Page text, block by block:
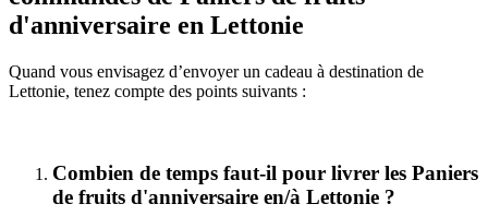
d'anniversaire en Lettonie
Quand vous envisagez d’envoyer un cadeau à destination de
Lettonie, tenez compte des points suivants :
Combien de temps faut-il pour livrer les Paniers
de fruits d'anniversaire en/à Lettonie ?